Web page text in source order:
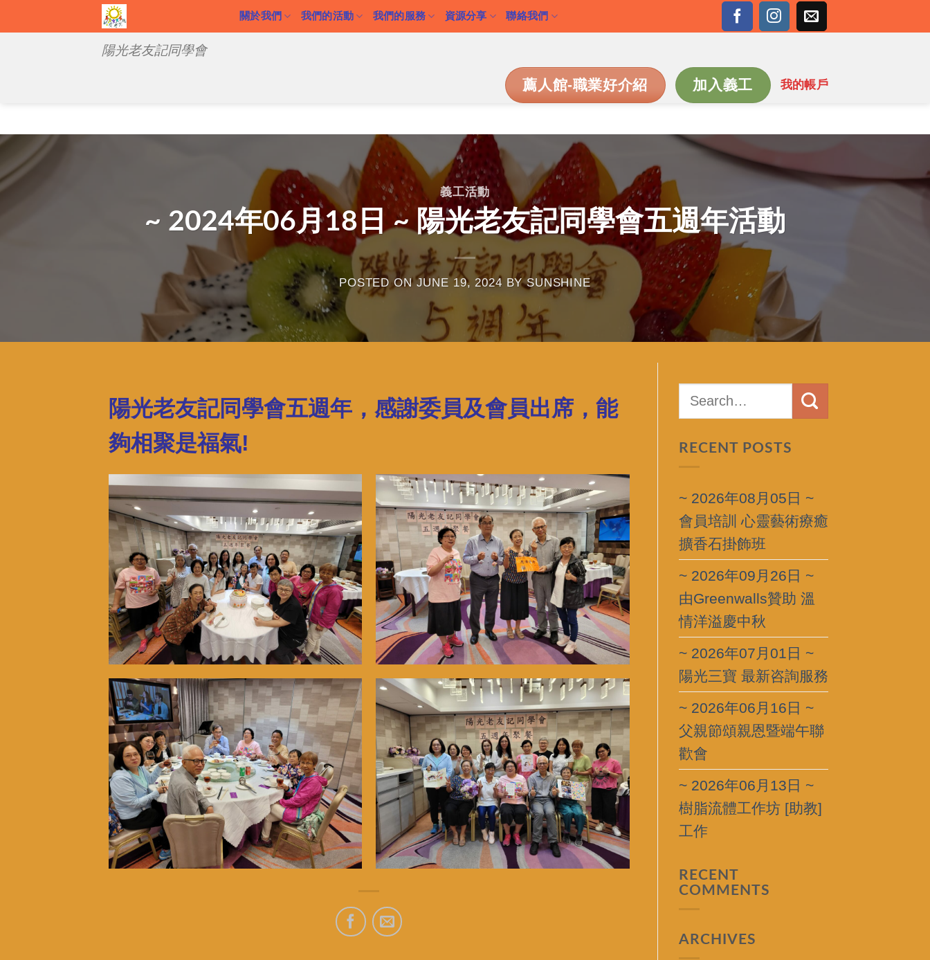
陽光老友記同學會
關於我們 我們的活動 我們的服務 資源分享 聯絡我們
薦人館-職業好介紹 加入義工 我的帳戶
義工活動
~ 2024年06月18日 ~ 陽光老友記同學會五週年活動
POSTED ONJUNE 19, 2024 BYSUNSHINE
陽光老友記同學會五週年，感謝委員及會員出席，能
夠相聚是福氣!
RECENT POSTS
~ 2026年08月05日 ~
會員培訓 心靈藝術療癒
擴香石掛飾班
~ 2026年09月26日 ~
由Greenwalls贊助 溫
情洋溢慶中秋
~ 2026年07月01日 ~
陽光三寶 最新咨詢服務
~ 2026年06月16日 ~
父親節頌親恩暨端午聯
歡會
~ 2026年06月13日 ~
樹脂流體工作坊 [助教]
工作
RECENT
COMMENTS
ARCHIVES